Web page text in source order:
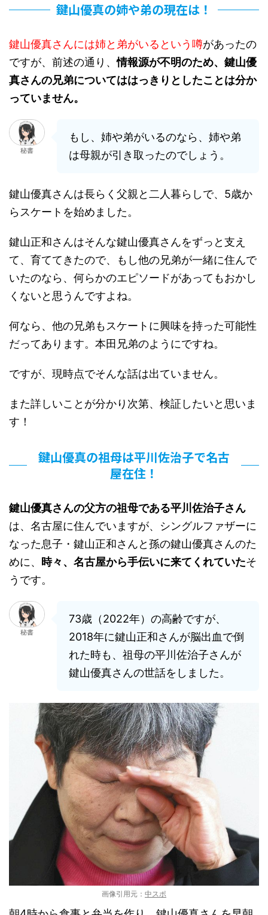
鍵山優真の姉や弟の現在は！
鍵山優真さんには姉と弟がいるという噂があったの
ですが、前述の通り、情報源が不明のため、鍵山優
真さんの兄弟についてははっきりとしたことは分か
っていません。
秘書
もし、姉や弟がいるのなら、姉や弟
は母親が引き取ったのでしょう。
鍵山優真さんは長らく父親と二人暮らしで、5歳か
らスケートを始めました。
鍵山正和さんはそんな鍵山優真さんをずっと支え
て、育ててきたので、もし他の兄弟が一緒に住んで
いたのなら、何らかのエピソードがあってもおかし
くないと思うんですよね。
何なら、他の兄弟もスケートに興味を持った可能性
だってあります。本田兄弟のようにですね。
ですが、現時点でそんな話は出ていません。
また詳しいことが分かり次第、検証したいと思いま
す！
鍵山優真の祖母は平川佐治子で名古
屋在住！
鍵山優真さんの父方の祖母である平川佐治子さん
は、名古屋に住んでいますが、シングルファザーに
なった息子・鍵山正和さんと孫の鍵山優真さんのた
めに、 時々、名古屋から手伝いに来てくれていたそ
うです。
秘書
73歳（2022年）の高齢ですが、
2018年に鍵山正和さんが脳出血で倒
れた時も、祖母の平川佐治子さんが
鍵山優真さんの世話をしました。
画像引用元： 中スポ